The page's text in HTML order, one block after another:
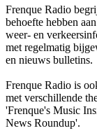
Frenque Radio
behoefte hebben
weer- en
met regelmatig
en nieuws bulletins.
Frenque Radio is
met verschillende
'Frenque's Music
News Roundup'.